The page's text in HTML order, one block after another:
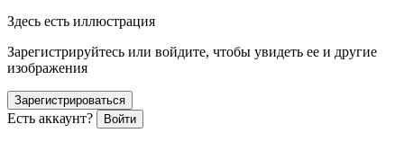
Здесь есть иллюстрация
Зарегистрируйтесь или войдите, чтобы увидеть ее и другие
изображения
Зарегистрироваться
Есть аккаунт? Войти